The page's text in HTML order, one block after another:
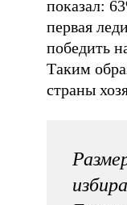
показал:
первая
победить
Таким
страны